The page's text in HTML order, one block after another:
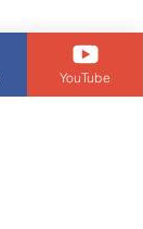
YouTube